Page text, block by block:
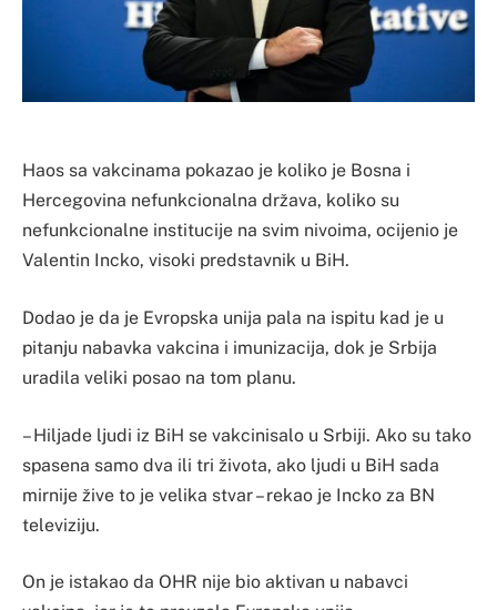
Haos sa vakcinama pokazao je koliko je Bosna i
Hercegovina nefunkcionalna država, koliko su
nefunkcionalne institucije na svim nivoima, ocijenio je
Valentin Incko, visoki predstavnik u BiH.
Dodao je da je Evropska unija pala na ispitu kad je u
pitanju nabavka vakcina i imunizacija, dok je Srbija
uradila veliki posao na tom planu.
– Hiljade ljudi iz BiH se vakcinisalo u Srbiji. Ako su tako
spasena samo dva ili tri života, ako ljudi u BiH sada
mirnije žive to je velika stvar – rekao je Incko za BN
televiziju.
On je istakao da OHR nije bio aktivan u nabavci